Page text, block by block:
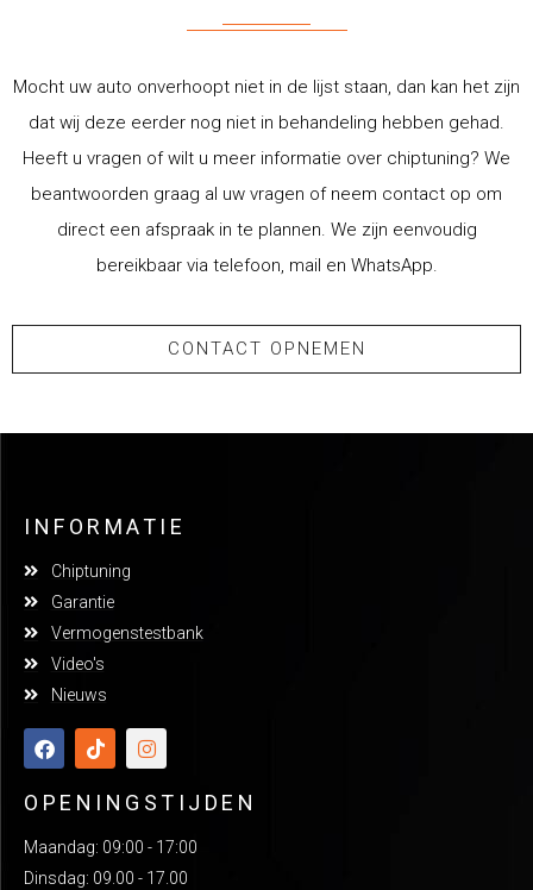
Mocht uw auto onverhoopt niet in de lijst staan, dan kan het zijn
dat wij deze eerder nog niet in behandeling hebben gehad.
Heeft u vragen of wilt u meer informatie over chiptuning? We
beantwoorden graag al uw vragen of neem contact op om
direct een afspraak in te plannen. We zijn eenvoudig
bereikbaar via telefoon, mail en WhatsApp.
CONTACT OPNEMEN
INFORMATIE
Chiptuning
Garantie
Vermogenstestbank
Video's
Nieuws
OPENINGSTIJDEN
Maandag: 09:00 - 17:00
Dinsdag: 09.00 - 17.00